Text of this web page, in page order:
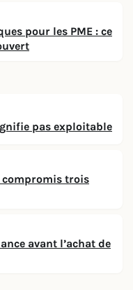
pour les PME : ce
pas exploitable
compromis trois
avant l’achat de